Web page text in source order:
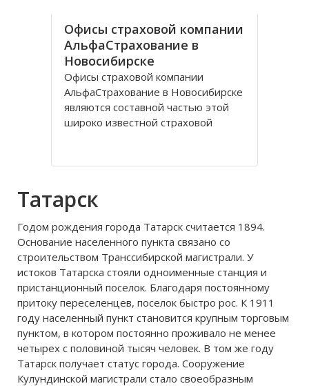
Офисы страховой компании
АльфаСтрахование в
Новосибирске
Офисы страховой компании
АльфаСтрахование в Новосибирске
являются составной частью этой
широко известной страховой
составе также такие фирмы как X5
Банк, СТС-Медиа, Росводоканал и
другие. Организация
Татарск
Годом рождения города Татарск считается 1894.
Основание населенного пункта связано со
строительством Транссибирской магистрали. У
истоков Татарска стояли одноименные станция и
пристанционный поселок. Благодаря постоянному
притоку переселенцев, поселок быстро рос. К 1911
году населенный пункт становится крупным торговым
пунктом, в котором постоянно проживало не менее
четырех с половиной тысяч человек. В том же году
Татарск получает статус города. Сооружение
Кулундинской магистрали стало своеобразным